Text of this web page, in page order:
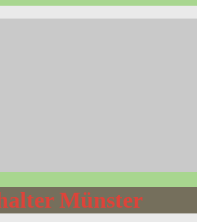
Münster